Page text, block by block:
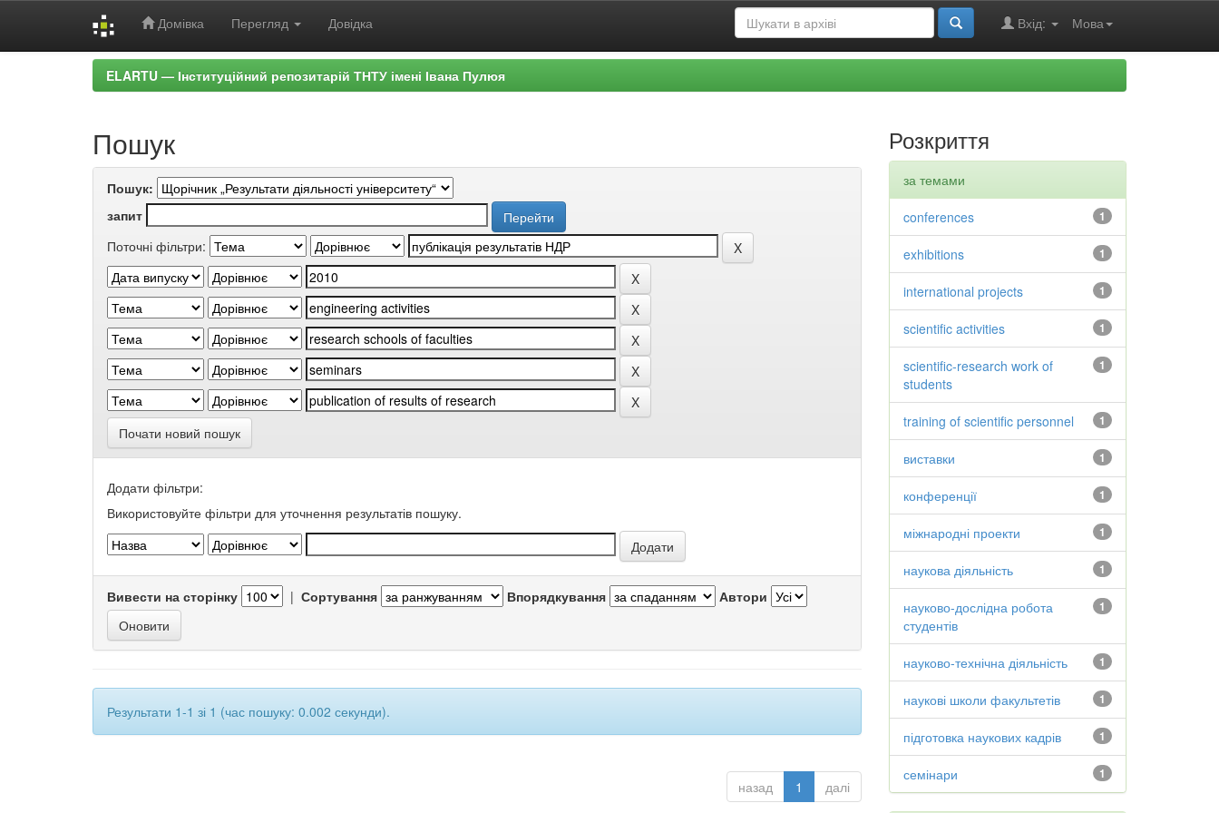
Домівка Перегляд Довідка Мова
Вхід:
ELARTU — Інституційний репозитарій ТНТУ імені Івана Пулюя
Пошук
Пошук:
запит
Поточні фільтри:
Почати новий пошук
Додати фільтри:
Використовуйте фільтри для уточнення результатів пошуку.
Вивести на сторінку | Сортування Впорядкування Автори
Результати 1-1 зі 1 (час пошуку: 0.002 секунди).
назад 1 далі
Розкриття
за темами
1
conferences
1
exhibitions
1
international projects
1
scientific activities
1
scientific-research work of
students
1
training of scientific personnel
1
виставки
1
конференції
1
міжнародні проекти
1
наукова діяльність
1
науково-дослідна робота
студентів
1
науково-технічна діяльність
1
наукові школи факультетів
1
підготовка наукових кадрів
1
семінари